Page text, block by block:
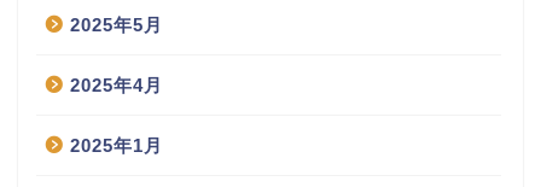
2025年5月
2025年4月
2025年1月